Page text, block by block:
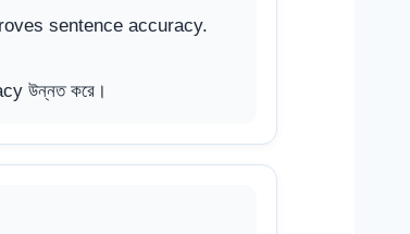
sentence accuracy.
উন্নত করে।